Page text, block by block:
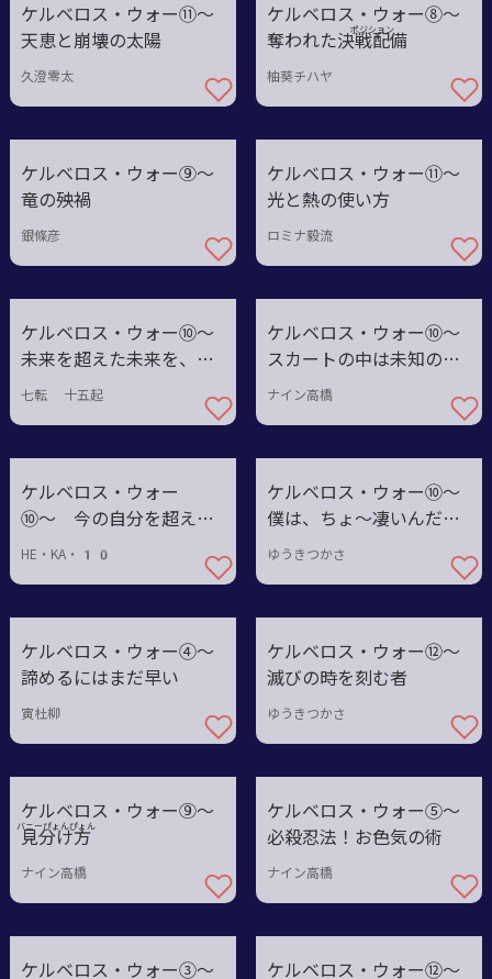
ケルベロス・ウォー⑪〜
天恵と崩壊の太陽
久澄零太
ケルベロス・ウォー⑧〜
奪われた決戦
ポジション
配備
柚葵チハヤ
ケルベロス・ウォー⑨〜
竜の殃禍
銀條彦
ケルベロス・ウォー⑪〜
光と熱の使い方
ロミナ毅流
ケルベロス・ウォー⑩〜
未来を超えた未来を、そ
の手に
七転 十五起
ケルベロス・ウォー⑩〜
スカートの中は未知の世
界
ナイン高橋
ケルベロス・ウォー
⑩〜 今の自分を超えて
いけ！
HE・KA・10
ケルベロス・ウォー⑩〜
僕は、ちょ～凄いんだよ
♥
ゆうきつかさ
ケルベロス・ウォー④〜
諦めるにはまだ早い
寅杜柳
ケルベロス・ウォー⑫〜
滅びの時を刻む者
ゆうきつかさ
ケルベロス・ウォー⑨〜
見分
バニーぴょんぴょん
け方
ナイン高橋
ケルベロス・ウォー⑤〜
必殺忍法！お色気の術
ナイン高橋
ケルベロス・ウォー③～ ケルベロス・ウォー⑫〜